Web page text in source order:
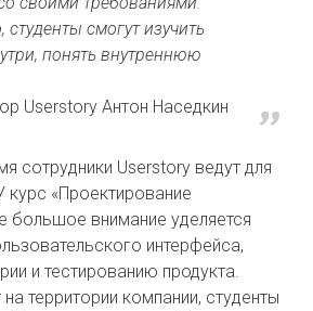
студенты смогут изучить
понять внутреннюю
Userstory Антон Наседкин
сотрудники Userstory ведут для
курс «Проектирование
большое внимание уделяется
интерфейса,
и тестированию продукта.
территории компании, студенты